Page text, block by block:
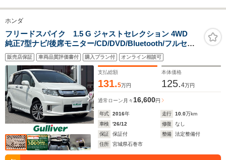
ホンダ
フリードスパイク 1.5 G ジャストセレクション 4WD
純正7型ナビ/後席モニター/CD/DVD/Bluetooth/フルセグ/
両側電動スライドドア/バックカメラ/ETC/スマートキー/
スペアキー/キセノンライト/オートライト/純正アルミホイ
ール/Rスポイラー/Fワイパーデアイサー/禁煙車
販売店保証 車両品質評価書付 購入プラン付 オンライン相談可
支払総額
131.5万円
本体価格
125.4万円
通常ローン 月々16,600円
年式 2016年 走行 10.0万km
車検
'26/12 修復
なし
保証
保証付 整備
法定整備付
住所
宮城県石巻市